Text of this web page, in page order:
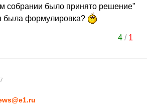
собрании было принято решение"
была формулировка?
4/ 1